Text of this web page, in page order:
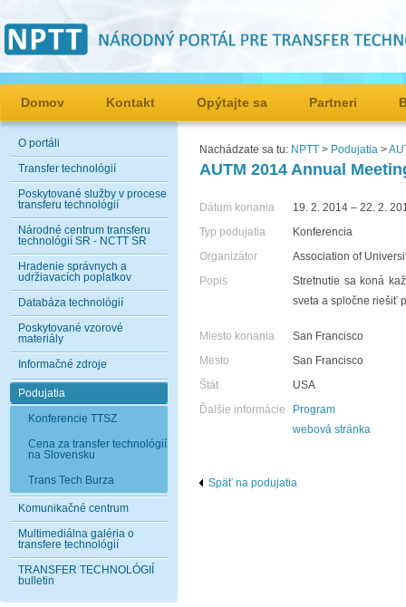
Domov Kontakt Opýtajte sa Partneri
O portáli
Transfer technológií
Poskytované služby v procese
transferu technológií
Národné centrum transferu
technológií SR - NCTT SR
Hradenie správnych a
udržiavacích poplatkov
Databáza technológií
Poskytované vzorové
materiály
Informačné zdroje
Podujatia
Konferencie TTSZ
Cena za transfer technológií
na Slovensku
Trans Tech Burza
Komunikačné centrum
Multimediálna galéria o
transfere technológií
TRANSFER TECHNOLÓGIÍ
bulletin
Nachádzate sa tu: NPTT > Podujatia >
AUTM 2014 Annual
Dátum konania
19. 2. 2014 – 22. 2.
Typ podujatia
Konferencia
Organizátor
Association of
Popis
Stretnutie sa koná
sveta a spločne riešiť
Miesto konania
San Francisco
Mesto
San Francisco
Štát
USA
Ďalšie informácie
Program
webová stránka
Späť na podujatia